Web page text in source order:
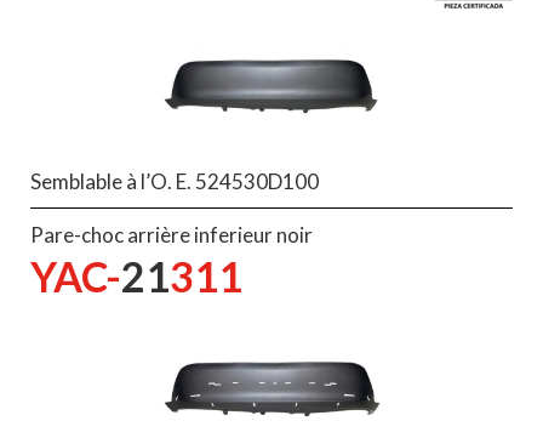
Semblable à l’O. E. 524530D100
Pare-choc arrière inferieur noir
YAC-21311